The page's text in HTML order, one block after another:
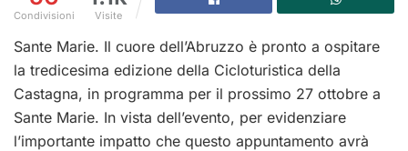
Condivisioni Visite
Sante Marie. Il cuore dell’Abruzzo è pronto a ospitare
la tredicesima edizione della Cicloturistica della
Castagna, in programma per il prossimo 27 ottobre a
Sante Marie. In vista dell’evento, per evidenziare
l’importante impatto che questo appuntamento avrà